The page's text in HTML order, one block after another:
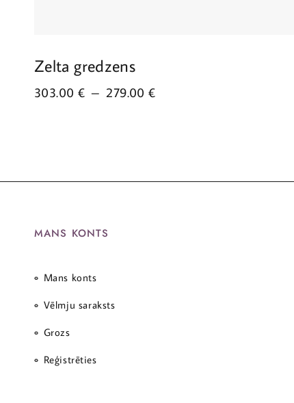
Zelta gredzens
279.00€
–
303.00 €
MANS KONTS
Mans konts
Vēlmju saraksts
Grozs
Reģistrēties